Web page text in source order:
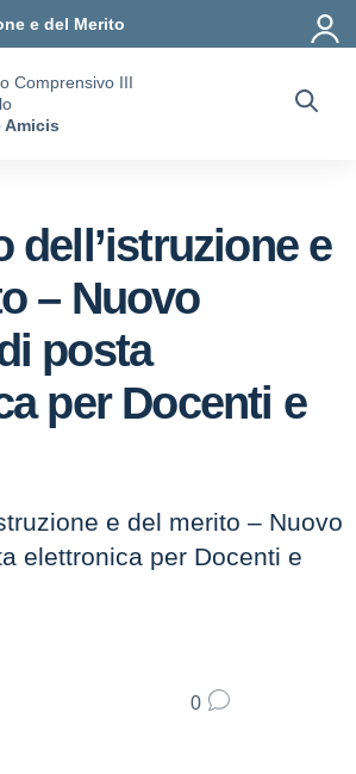
e del Merito
Comprensivo III
Amicis
dell’istruzione e
– Nuovo
posta
per Docenti e
e del merito – Nuovo
elettronica per Docenti e
0